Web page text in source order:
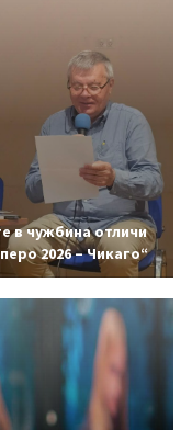
в чужбина отличи
2026 – Чикаго“